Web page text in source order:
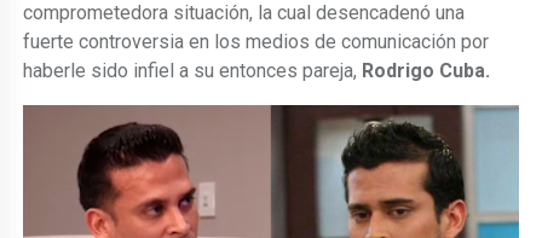
comprometedora situación, la cual desencadenó una
fuerte controversia en los medios de comunicación por
haberle sido infiel a su entonces pareja, Rodrigo Cuba.